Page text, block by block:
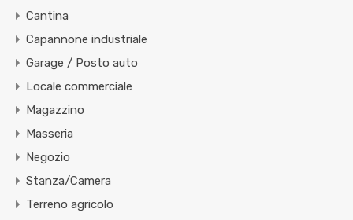
Cantina
Capannone industriale
Garage / Posto auto
Locale commerciale
Magazzino
Masseria
Negozio
Stanza/Camera
Terreno agricolo